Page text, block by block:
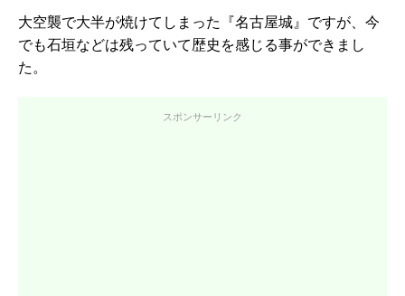
大空襲で大半が焼けてしまった『名古屋城』ですが、今
でも石垣などは残っていて歴史を感じる事ができまし
た。
スポンサーリンク